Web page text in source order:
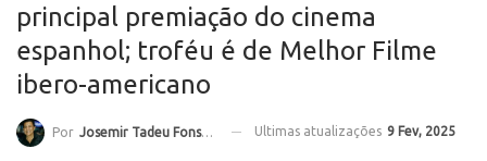
principal premiação do cinema
espanhol; troféu é de Melhor Filme
ibero-americano
Por Josemir Tadeu Fonseca Ultimas atualizações 9 Fev, 2025